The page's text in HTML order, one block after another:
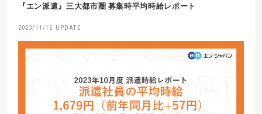
『エン派遣』三大都市圏 募集時平均時給レポート
2023/11/15